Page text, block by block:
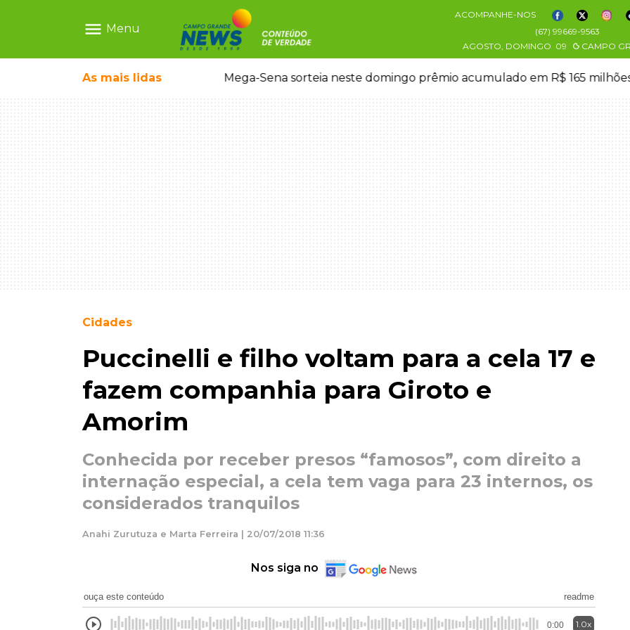
menu Menu
ACOMPANHE-NOS
(67) 99669-9563
AGOSTO, DOMINGO 09 CAMPO
As mais lidas
em sequestro de bebê na Capital Mega-Sena sorteia neste domingo prêmio acumulado em R$ 165
Cidades
Puccinelli e filho voltam para a cela 17 e
fazem companhia para Giroto e
Amorim
Conhecida por receber presos “famosos”, com direito a
internação especial, a cela tem vaga para 23 internos, os
considerados tranquilos
Anahi Zurutuza e Marta Ferreira | 20/07/2018 11:36
Nos siga no
ouça este conteúdo readme
0:00 1.0x